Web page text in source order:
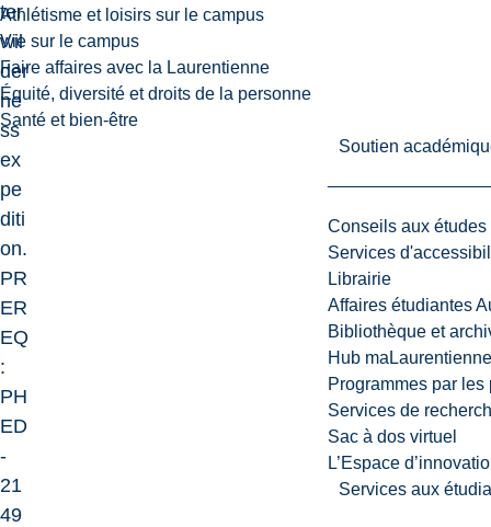
Athlétisme et loisirs sur le campus
Vie sur le campus
Faire affaires avec la Laurentienne
Équité, diversité et droits de la personne
Santé et bien-être
Soutien
Conseils aux études
Services
Librairie
Affaires étudiantes
Bibliothèque et
Hub maLaurentienne
Programmes par les
Services de
Sac à dos virtuel
L’Espace
Services aux
ter
wil
der
ne
ss
ex
pe
diti
on.
PR
ER
EQ
:
PH
ED
-
21
49